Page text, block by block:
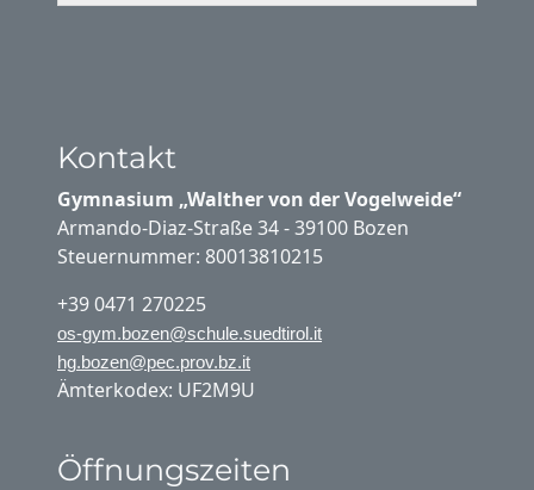
Kontakt
Gymnasium „Walther von der Vogelweide“
Armando-Diaz-Straße 34 - 39100 Bozen
Steuernummer: 80013810215
+39 0471 270225
os-gym.bozen@schule.suedtirol.it
hg.bozen@pec.prov.bz.it
Ämterkodex: UF2M9U
Öffnungszeiten